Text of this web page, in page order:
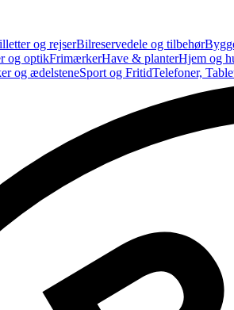
og rejserBilreservedele og tilbehør
og optikFrimærkerHave & planterHjem og
og ædelsteneSport og FritidTelefoner,